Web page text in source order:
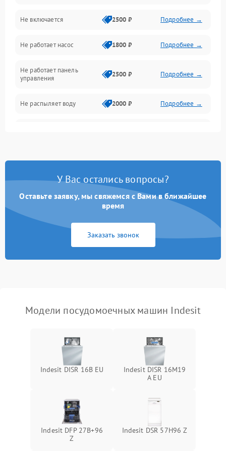
Нагрев
Вода
Гигиена
Программное обеспечение
Не включается 2500 ₽ Подробнее →
Не работает насос 1800 ₽ Подробнее →
Не работает панель
управления
2500 ₽ Подробнее →
Не распыляет воду 2000 ₽ Подробнее →
Проблемы с набором
Не работает сушилка 2100 ₽ Подробнее →
Сбои в работе таймера 1700 ₽
У Вас остались вопросы?
Оставьте заявку, мы свяжемся с Вами в ближайшее
время
Заказать звонок
Модели посудомоечных машин Indesit
Indesit DISR 16B EU
Indesit DISR 16M19
A EU
Indesit DFP 27B+96
Z
Indesit DSR 57H96 Z